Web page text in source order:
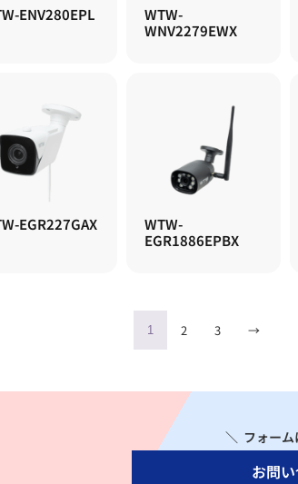
ENV280EPL
WTW-
WNV2279EWX
EGR227GAX
WTW-
EGR1886EPBX
1 2 3 →
＼ フォー
お問